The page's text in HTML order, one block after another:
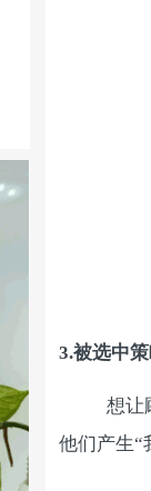
3.被选中
想让
他们产生“